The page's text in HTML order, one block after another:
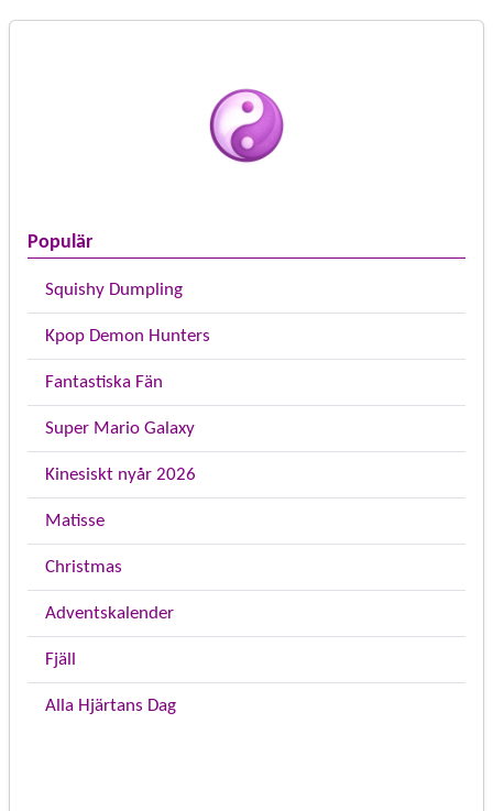
Populär
Squishy Dumpling
Kpop Demon Hunters
Fantastiska Fän
Super Mario Galaxy
Kinesiskt nyår 2026
Matisse
Christmas
Adventskalender
Fjäll
Alla Hjärtans Dag